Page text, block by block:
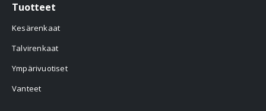
Tuotteet
Kesärenkaat
Talvirenkaat
Ympärivuotiset
Vanteet